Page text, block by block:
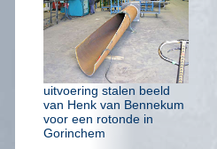
uitvoering stalen beeld
van Henk van Bennekum
voor een rotonde in
Gorinchem